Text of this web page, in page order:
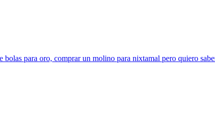
para oro, comprar un molino para nixtamal pero quiero